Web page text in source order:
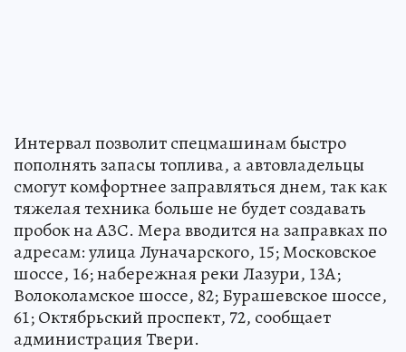
Интервал позволит спецмашинам быстро
пополнять запасы топлива, а автовладельцы
смогут комфортнее заправляться днем, так как
тяжелая техника больше не будет создавать
пробок на АЗС. Мера вводится на заправках по
адресам: улица Луначарского, 15; Московское
шоссе, 16; набережная реки Лазури, 13А;
Волоколамское шоссе, 82; Бурашевское шоссе,
61; Октябрьский проспект, 72, сообщает
администрация Твери.